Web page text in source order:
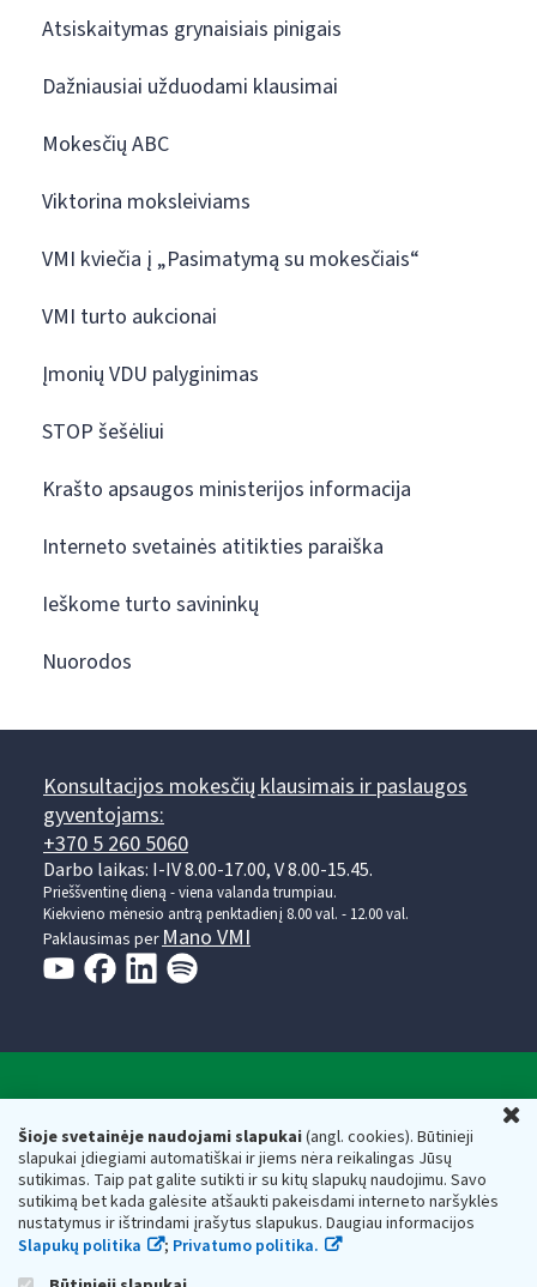
Šioje svetainėje naudojami slapukai(angl. cookies). Būtinieji
slapukai įdiegiami automatiškai ir jiems nėra reikalingas Jūsų
sutikimas. Taip pat galite sutikti ir su kitų slapukų naudojimu. Savo
sutikimą bet kada galėsite atšaukti pakeisdami interneto naršyklės
nustatymus ir ištrindami įrašytus slapukus. Daugiau informacijos
Slapukų politika
; Privatumo politika.
Atsiskaitymas grynaisiais pinigais
Dažniausiai užduodami klausimai
Mokesčių ABC
Viktorina moksleiviams
VMI kviečia į „Pasimatymą su mokesčiais“
VMI turto aukcionai
Įmonių VDU palyginimas
STOP šešėliui
Krašto apsaugos ministerijos informacija
Interneto svetainės atitikties paraiška
Ieškome turto savininkų
Nuorodos
Konsultacijos mokesčių klausimais ir paslaugos
gyventojams:
+370 5 260 5060
Darbo laikas: I-IV 8.00-17.00, V 8.00-15.45.
Prieššventinę dieną - viena valanda trumpiau.
Kiekvieno mėnesio antrą penktadienį 8.00 val. - 12.00 val.
Paklausimas per Mano VMI
Respublikos finansų ministerijos
Biudžetinė įstaiga. Juridinio asmens kodas — 188659752,
adresas: Vasario 16-osios g. 14, 01107 Vilnius, Lietuva, el.paštas:
vmi@vmi.lt, E. pristatymo dėžutės adresas 188659752
Duomenys apie Valstybinę mokesčių inspekciją prie Lietuvos
Respublikos finansų ministerijos kaupiami ir saugomi Juridinių